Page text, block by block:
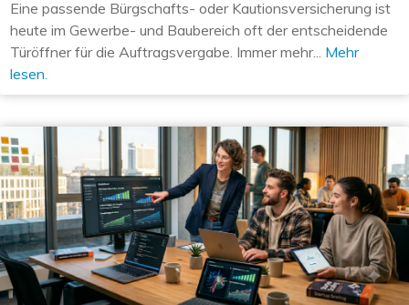
Eine passende Bürgschafts- oder Kautionsversicherung ist
heute im Gewerbe- und Baubereich oft der entscheidende
Türöffner für die Auftragsvergabe. Immer mehr... Mehr
lesen.